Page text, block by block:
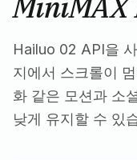
Hailuo 02 API을
지에서 스크롤이
화 같은 모션과 소
낮게 유지할 수 있